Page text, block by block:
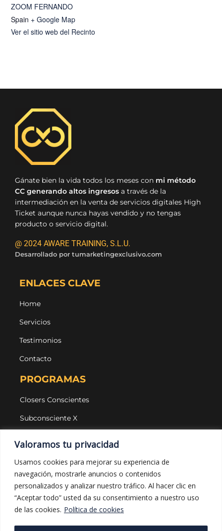
Valoramos tu privacidad
Usamos cookies para mejorar su experiencia de
navegación, mostrarle anuncios o contenidos
personalizados y analizar nuestro tráfico. Al hacer clic en
“Aceptar todo” usted da su consentimiento a nuestro uso
de las cookies. Política de cookies
ZOOM FERNANDO
Spain + Google Map
Ver el sitio web del Recinto
Gánate bien la vida todos los meses con mi método
CC generando altos ingresos a través de la
intermediación en la venta de servicios digitales High
Ticket aunque nunca hayas vendido y no tengas
producto o servicio digital.
@ 2024 AWARE TRAINING, S.L.U.
Desarrollado por tumarketingexclusivo.com
ENLACES CLAVE
Home
Servicios
Testimonios
Contacto
PROGRAMAS
Closers Conscientes
Subconsciente X
LEGAL Y PROTECCIÓN
Aviso legal
Política de privacidad
Política de cookies